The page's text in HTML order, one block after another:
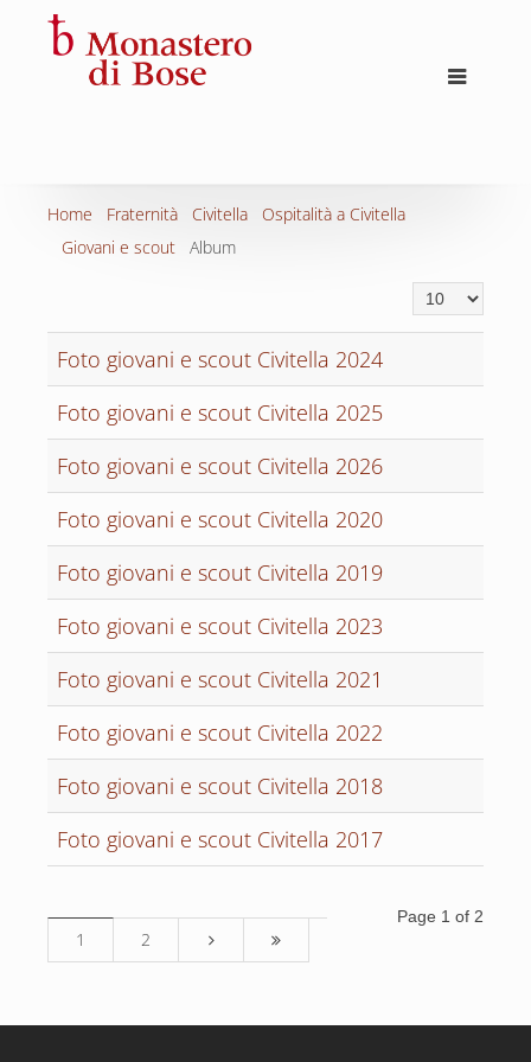
Home Fraternità Civitella
Ospitalità a Civitella
Giovani e scout
Album
Display #
Foto giovani e scout Civitella 2024
Foto giovani e scout Civitella 2025
Foto giovani e scout Civitella 2026
Foto giovani e scout Civitella 2020
Foto giovani e scout Civitella 2019
Foto giovani e scout Civitella 2023
Foto giovani e scout Civitella 2021
Foto giovani e scout Civitella 2022
Foto giovani e scout Civitella 2018
Foto giovani e scout Civitella 2017
Page 1 of 2
1 2